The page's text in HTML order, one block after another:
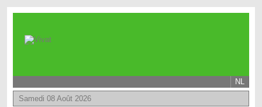
NL
Samedi 08 Août 2026